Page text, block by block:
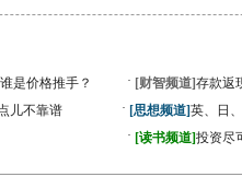
是价格推手？ · [财智频道]存款返
儿不靠谱 · [思想频道]英、日
· [读书频道]投资尽